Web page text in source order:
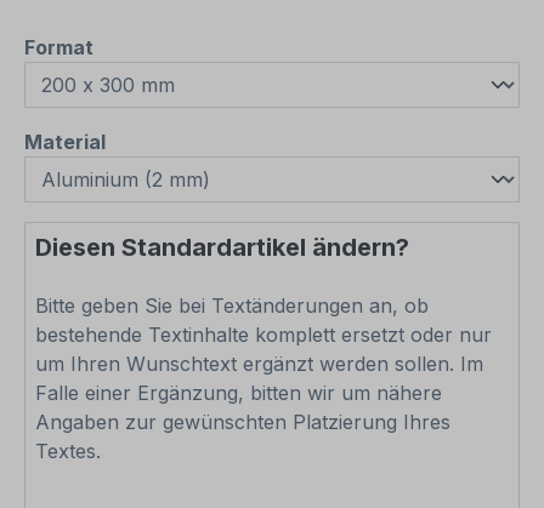
Format
Materialauswählen
Diesen Standardartikel ändern?
Bitte geben Sie bei Textänderungen an, ob
bestehende Textinhalte komplett ersetzt oder nur
um Ihren Wunschtext ergänzt werden sollen. Im
Falle einer Ergänzung, bitten wir um nähere
Angaben zur gewünschten Platzierung Ihres
Textes.